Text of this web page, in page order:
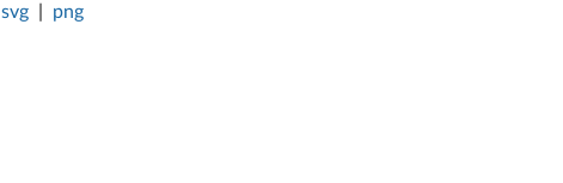
svg png